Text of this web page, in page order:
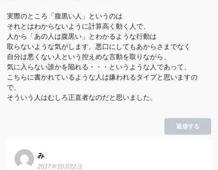
実際のところ「腹黒い人」というのは
それとはわからないように計算高く動く人で、
人から「あの人は腹黒い」とわかるような行動は
取らないような気がします。悪口にしてもあからさまでなく
自分は悪くない人という控えめな言動を取りながら、
気に入らない誰かを陥れる・・・というような人であって、
こちらに書かれているような人は嫌われるタイプと思いますの
で、
そういう人はむしろ正直者なのだと思いました。
返信する
み
2017年10月22日